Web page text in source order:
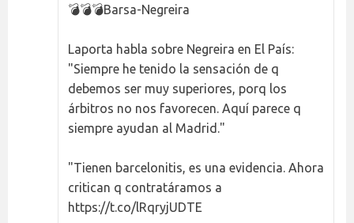
💣💣💣Barsa-Negreira
Laporta habla sobre Negreira en El País:
"Siempre he tenido la sensación de q
debemos ser muy superiores, porq los
árbitros no nos favorecen. Aquí parece q
siempre ayudan al Madrid."
"Tienen barcelonitis, es una evidencia. Ahora
critican q contratáramos a
https://t.co/lRqryjUDTE